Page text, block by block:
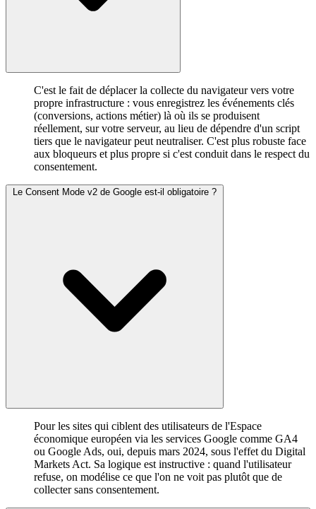
C'est le fait de déplacer la collecte du navigateur vers votre
propre infrastructure : vous enregistrez les événements clés
(conversions, actions métier) là où ils se produisent
réellement, sur votre serveur, au lieu de dépendre d'un script
tiers que le navigateur peut neutraliser. C'est plus robuste face
aux bloqueurs et plus propre si c'est conduit dans le respect du
consentement.
Le Consent Mode v2 de Google est-il obligatoire ?
Pour les sites qui ciblent des utilisateurs de l'Espace
économique européen via les services Google comme GA4
ou Google Ads, oui, depuis mars 2024, sous l'effet du Digital
Markets Act. Sa logique est instructive : quand l'utilisateur
refuse, on modélise ce que l'on ne voit pas plutôt que de
collecter sans consentement.